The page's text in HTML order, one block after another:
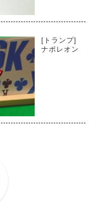
[トランプ]
ナポレオン